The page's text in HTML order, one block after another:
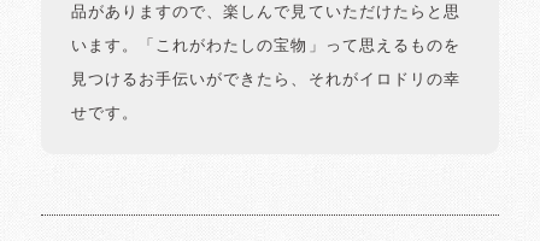
品がありますので、楽しんで見ていただけたらと思
います。「これがわたしの宝物」って思えるものを
見つけるお手伝いができたら、それがイロドリの幸
せです。